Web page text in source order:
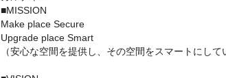
■MISSION
Make place Secure
Upgrade place Smart
（安心な空間を提供し、その空間をスマートにして